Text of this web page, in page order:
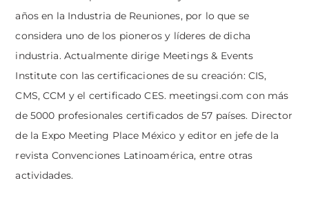
años en la Industria de Reuniones, por lo que se
considera uno de los pioneros y líderes de dicha
industria. Actualmente dirige Meetings & Events
Institute con las certificaciones de su creación: CIS,
CMS, CCM y el certificado CES. meetingsi.com con más
de 5000 profesionales certificados de 57 países. Director
de la Expo Meeting Place México y editor en jefe de la
revista Convenciones Latinoamérica, entre otras
actividades.